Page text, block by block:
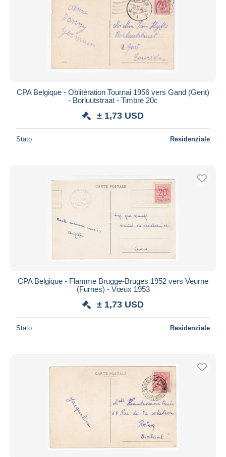
CPA Belgique - Oblitération Tournai 1956 vers Gand (Gent)
- Borluutstraat - Timbre 20c
± 1,73 USD
Stato Residenziale
CPA Belgique - Flamme Brugge-Bruges 1952 vers Veurne
(Furnes) - Vœux 1953
± 1,73 USD
Stato Residenziale